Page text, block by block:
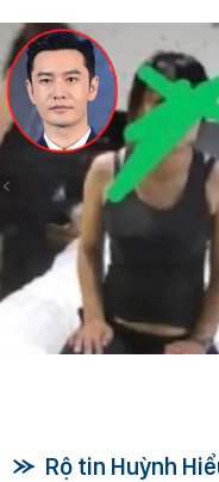
Rộ tin Huỳnh